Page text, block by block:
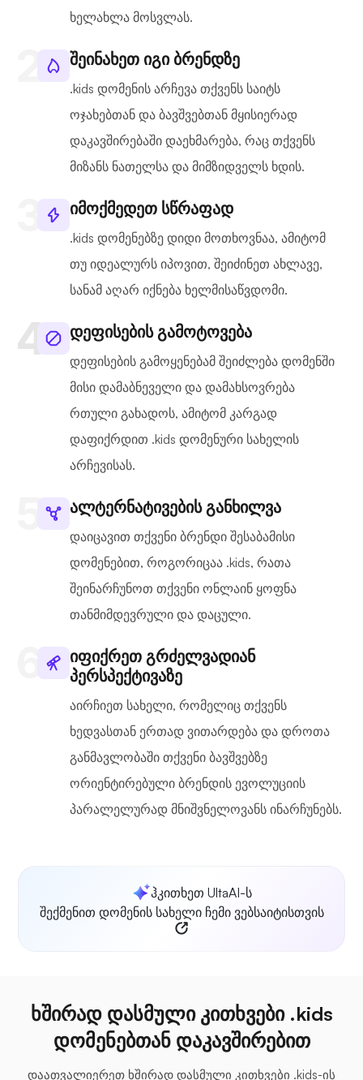
ხელახლა მოსვლას.
შეინახეთ იგი ბრენდზე
.kids დომენის არჩევა თქვენს საიტს
ოჯახებთან და ბავშვებთან მყისიერად
დაკავშირებაში დაეხმარება, რაც თქვენს
მიზანს ნათელსა და მიმზიდველს ხდის.
იმოქმედეთ სწრაფად
.kids დომენებზე დიდი მოთხოვნაა, ამიტომ
თუ იდეალურს იპოვით, შეიძინეთ ახლავე,
სანამ აღარ იქნება ხელმისაწვდომი.
დეფისების გამოტოვება
დეფისების გამოყენებამ შეიძლება დომენში
მისი დამაბნეველი და დამახსოვრება
რთული გახადოს, ამიტომ კარგად
დაფიქრდით .kids დომენური სახელის
არჩევისას.
ალტერნატივების განხილვა
დაიცავით თქვენი ბრენდი შესაბამისი
დომენებით, როგორიცაა .kids, რათა
შეინარჩუნოთ თქვენი ონლაინ ყოფნა
თანმიმდევრული და დაცული.
იფიქრეთ გრძელვადიან
პერსპექტივაზე
აირჩიეთ სახელი, რომელიც თქვენს
ხედვასთან ერთად ვითარდება და დროთა
განმავლობაში თქვენი ბავშვებზე
ორიენტირებული ბრენდის ევოლუციის
პარალელურად მნიშვნელოვანს ინარჩუნებს.
ჰკითხეთ UltaAI-ს
შექმენით დომენის სახელი ჩემი ვებსაიტისთვის
ხშირად დასმული კითხვები .kids
დომენებთან დაკავშირებით
დაათვალიერეთ ხშირად დასმული კითხვები .kids-ის